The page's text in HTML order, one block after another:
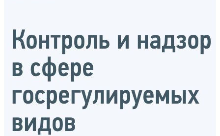
Контроль и надзор
в сфере
госрегулируемых
видов